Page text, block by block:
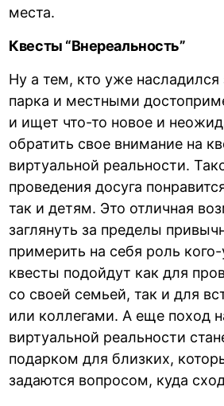
места.
Квесты “Внереальность”
Ну а тем, кто уже
парка и местными
и ищет что-то новое и
обратить свое внимание на
виртуальной реальности.
проведения досуга
так и детям. Это отличная
заглянуть за пределы
примерить на себя роль
квесты подойдут как для
со своей семьей, так и для
или коллегами. А еще поход
виртуальной реальности
подарком для близких,
задаются вопросом, куда